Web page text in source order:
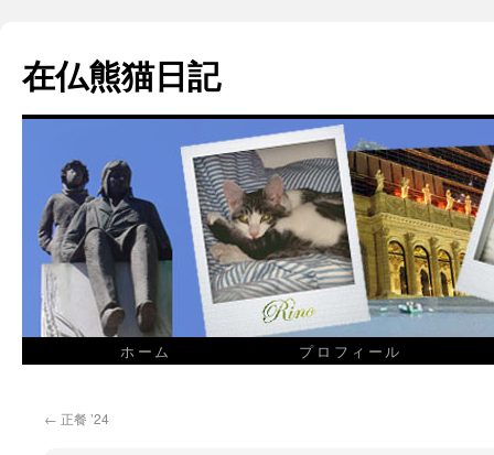
在仏熊猫日記
ホーム プロフィール
← 正餐 ’24